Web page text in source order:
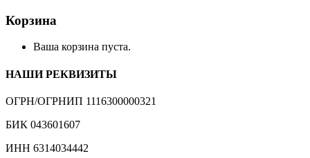
Корзина
Ваша корзина пуста.
НАШИ РЕКВИЗИТЫ
ОГРН/ОГРНИП 1116300000321
БИК 043601607
ИНН 6314034442